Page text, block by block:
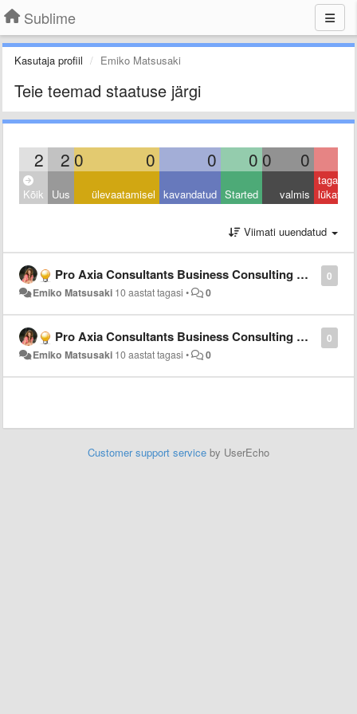
Sublime
Kasutaja profiil Emiko Matsusaki
Teie teemad staatuse järgi
2 2 0 0 0 0 0 0
Kõik Uus ülevaatamisel kavandatud Started valmis
tagasi
lükatud
Viimati uuendatud
0
Pro Axia Consultants Business Consulting Group in Osaka, Tokyo, Nagoya, Japan: Voice Recognition
Emiko Matsusaki 10 aastat tagasi • 0
0
Pro Axia Consultants Business Consulting Group in Osaka, Tokyo, Nagoya, Japan: AeroOne®
Emiko Matsusaki 10 aastat tagasi • 0
Customer support service by UserEcho